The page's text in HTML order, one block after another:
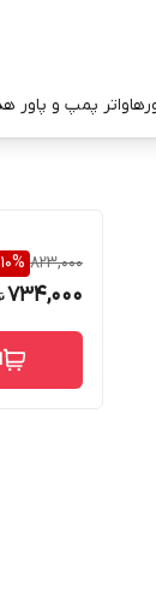
واتر پمپ و پاور
823,000
10%
734,000